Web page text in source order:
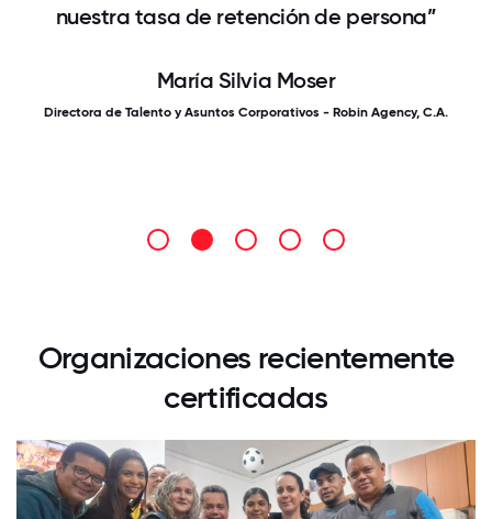
nuestra tasa de retención de persona”
María Silvia Moser
Directora de Talento y Asuntos Corporativos - Robin Agency, C.A.
Organizaciones recientemente
certificadas